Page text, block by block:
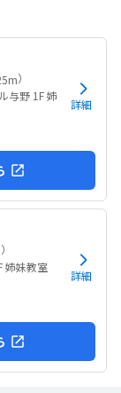
特にありませ
）
与野 1F 姉
詳細
）
姉妹教室
詳細